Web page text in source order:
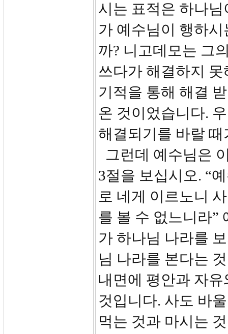
시는 표적은 하나
가 예수님이 행하
까? 니고데모는 그
쓰다가 해결하지
기적을 통해 해결
온 것이었습니다.
해결되기를 바랄
그런데 예수님은
3절을 보십시오. “
로 네게 이르노니
를 볼 수 없느니라”
가 하나님 나라를
님 나라를 본다는
내면에 평안과 자
것입니다. 사도 바
먹는 것과 마시는